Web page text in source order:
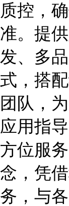
质控，
准。提
发、多
式，搭
团队，
应用指
方位服
念，凭
务，与